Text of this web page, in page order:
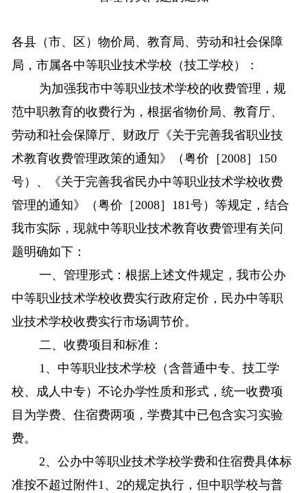
各县（市、区）物价局、教育局、劳动和社会保障
局，市属各中等职业技术学校（技工学校）：
为加强我市中等职业技术学校的收费管理，规
范中职教育的收费行为，根据省物价局、教育厅、
劳动和社会保障厅、财政厅《关于完善我省职业技
术教育收费管理政策的通知》（粤价［2008］ 150
号）、《关于完善我省民办中等职业技术学校收费
管理的通知》（粤价［2008］ 181号）等规定，结合
我市实际，现就中等职业技术教育收费管理有关问
题明确如下：
一、管理形式：根据上述文件规定，我市公办
中等职业技术学校收费实行政府定价，民办中等职
业技术学校收费实行市场调节价。
二、收费项目和标准：
1、中等职业技术学校（含普通中专、技工学
校、成人中专）不论办学性质和形式，统一收费项
目为学费、住宿费两项，学费其中已包含实习实验
费。
2、公办中等职业技术学校学费和住宿费具体标
准按不超过附件1、2的规定执行，但中职学校与普